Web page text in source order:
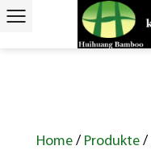
Home / Produkte /